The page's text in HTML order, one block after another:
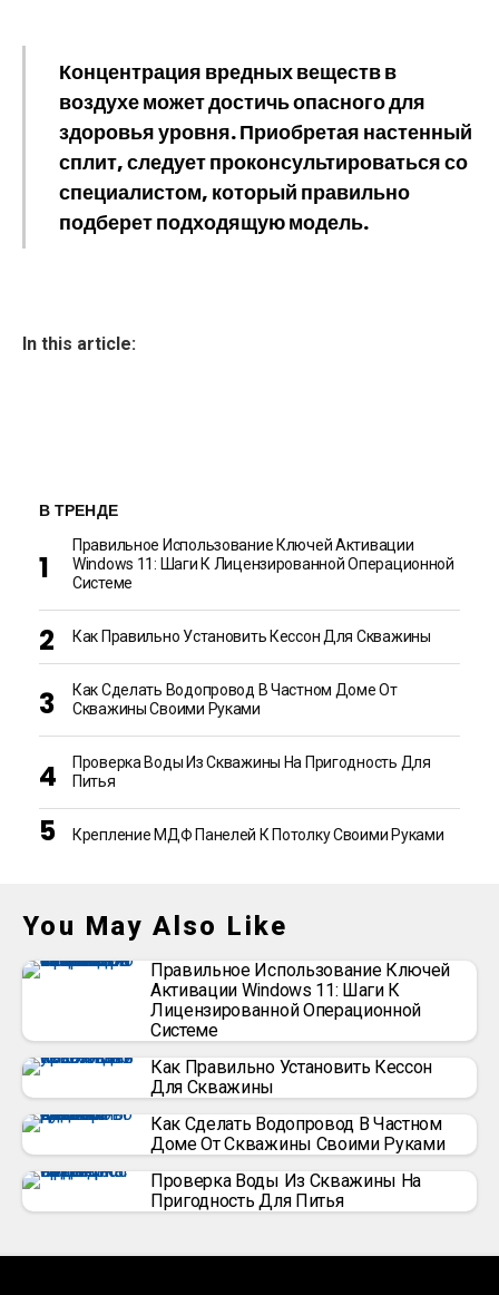
Концентрация вредных веществ в
воздухе может достичь опасного для
здоровья уровня. Приобретая настенный
сплит, следует проконсультироваться со
специалистом, который правильно
подберет подходящую модель.
In this article:
В ТРЕНДЕ
Правильное Использование Ключей Активации
Windows 11: Шаги К Лицензированной Операционной
Системе
Как Правильно Установить Кессон Для Скважины
Как Сделать Водопровод В Частном Доме От
Скважины Своими Руками
Проверка Воды Из Скважины На Пригодность Для
Питья
Крепление МДФ Панелей К Потолку Своими Руками
You May Also Like
Правильное Использование Ключей
Активации Windows 11: Шаги К
Лицензированной Операционной
Системе
Как Правильно Установить Кессон
Для Скважины
Как Сделать Водопровод В Частном
Доме От Скважины Своими Руками
Проверка Воды Из Скважины На
Пригодность Для Питья